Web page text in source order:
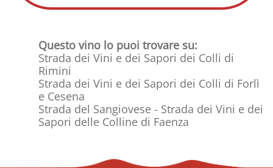
Questo vino lo puoi trovare su:
Strada dei Vini e dei Sapori dei Colli di
Rimini
Strada dei Vini e dei Sapori dei Colli di Forlì
e Cesena
Strada del Sangiovese - Strada dei Vini e dei
Sapori delle Colline di Faenza